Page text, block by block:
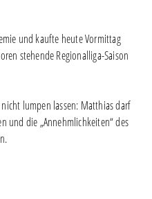
und kaufte heute Vormittag
stehende Regionalliga-Saison
lumpen lassen: Matthias darf
und die „Annehmlichkeiten“ des